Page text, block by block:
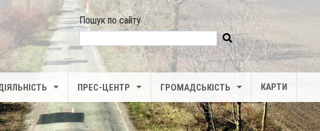
Пошук по сайту
ПРЕС-ЦЕНТР ГРОМАДСЬКІСТЬ КАРТИ